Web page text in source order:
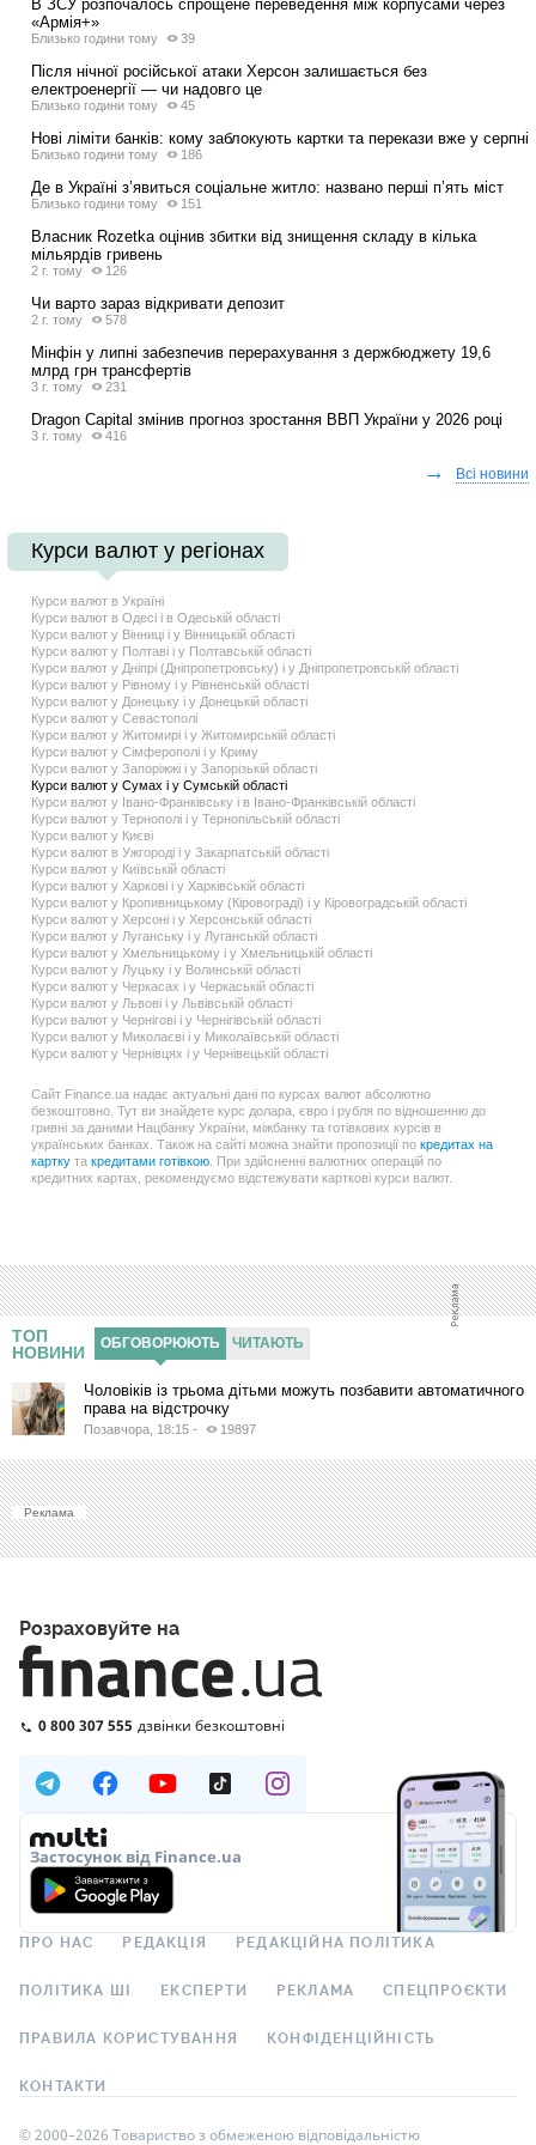
В ЗСУ розпочалось спрощене переведення між корпусами через
«Армія+»
Близько години тому 39
Після нічної російської атаки Херсон залишається без
електроенергії — чи надовго це
Близько години тому 45
Нові ліміти банків: кому заблокують картки та перекази вже у серпні
Близько години тому 186
Де в Україні з’явиться соціальне житло: названо перші п’ять міст
Близько години тому 151
Власник Rozetka оцінив збитки від знищення складу в кілька
мільярдів гривень
2 г. тому 126
Чи варто зараз відкривати депозит
2 г. тому 578
Мінфін у липні забезпечив перерахування з держбюджету 19,6
млрд грн трансфертів
3 г. тому 231
Dragon Capital змінив прогноз зростання ВВП України у 2026 році
3 г. тому 416
→ Всі новини
Курси валют у регіонах
Курси валют в Україні
Курси валют в Одесі і в Одеській області
Курси валют у Вінниці і у Вiнницькій області
Курси валют у Полтаві і у Полтавській області
Курси валют у Дніпрі (Дніпропетровську) і у Днiпропетровській області
Курси валют у Рівному і у Рiвненській області
Курси валют у Донецьку і у Донецькій області
Курси валют у Севастополі
Курси валют у Житомирі і у Житомирській області
Курси валют у Сімферополі і у Криму
Курси валют у Запоріжжі і у Запорiзькій області
Курси валют у Сумах і у Сумській області
Курси валют у Івано-Франківську і в Iвано-Франкiвській області
Курси валют у Тернополі і у Тернопiльській області
Курси валют у Києві
Курси валют в Ужгороді і у Закарпатській області
Курси валют у Київській області
Курси валют у Харкові і у Харкiвській області
Курси валют у Кропивницькому (Кіровограді) і у Кiровоградській області
Курси валют у Херсоні і у Херсонській області
Курси валют у Луганську і у Луганській області
Курси валют у Хмельницькому і у Хмельницькій області
Курси валют у Луцьку і у Волинській області
Курси валют у Черкасах і у Черкаській області
Курси валют у Львові і у Львiвській області
Курси валют у Чернігові і у Чернiгiвській області
Курси валют у Миколаєві і у Миколаївській області
Курси валют у Чернiвцях і у Чернiвецькій області
Сайт Finance.ua надає актуальні дані по курсах валют абсолютно
безкоштовно. Тут ви знайдете курс долара, євро і рубля по відношенню до
гривні за даними Нацбанку України, міжбанку та готівкових курсів в
українських банках. Також на сайті можна знайти пропозиції по кредитах на
картку та кредитами готівкою . При здійсненні валютних операцій по
кредитних картах, рекомендуємо відстежувати карткові курси валют.
ТОП
НОВИНИ
ОБГОВОРЮЮТЬ ЧИТАЮТЬ
Чоловіків із трьома дітьми можуть позбавити автоматичного
права на відстрочку
Позавчора, 18:15 - 19897
Реклама
Розраховуйте на
0 800 307 555 дзвінки безкоштовні
Застосунок від Finance.ua
ПРО НАС РЕДАКЦІЯ РЕДАКЦІЙНА ПОЛІТИКА
ПОЛІТИКА ШІ ЕКСПЕРТИ РЕКЛАМА СПЕЦПРОЄКТИ
ПРАВИЛА КОРИСТУВАННЯ КОНФІДЕНЦІЙНІСТЬ
КОНТАКТИ
© 2000–2026 Товариство з обмеженою відповідальністю